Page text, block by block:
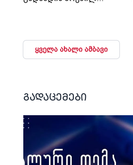
ყველა ახალი ამბავი
გადაცემები